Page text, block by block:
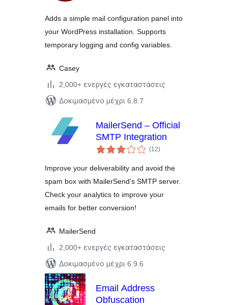
Adds a simple mail configuration panel into
your WordPress installation. Supports
temporary logging and config variables.
Casey
2,000+ ενεργές εγκαταστάσεις
Δοκιμασμένο μέχρι 6.8.7
MailerSend – Official
SMTP Integration
(12αξιολογήσεις
σύνολο
)
Improve your deliverability and avoid the
spam box with MailerSend’s SMTP server.
Check your analytics to improve your
emails for better conversion!
MailerSend
2,000+ ενεργές εγκαταστάσεις
Δοκιμασμένο μέχρι 6.9.6
Email Address
Obfuscation